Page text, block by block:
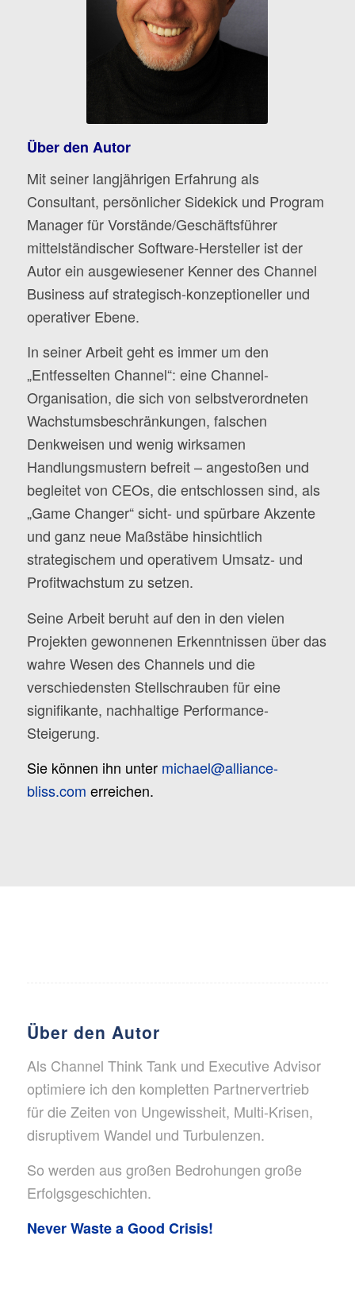
Über den Autor
Mit seiner langjährigen Erfahrung als
Consultant, persönlicher Sidekick und Program
Manager für Vorstände/Geschäftsführer
mittelständischer Software-Hersteller ist der
Autor ein ausgewiesener Kenner des Channel
Business auf strategisch-konzeptioneller und
operativer Ebene.
In seiner Arbeit geht es immer um den
„Entfesselten Channel“: eine Channel-
Organisation, die sich von selbstverordneten
Wachstumsbeschränkungen, falschen
Denkweisen und wenig wirksamen
Handlungsmustern befreit – angestoßen und
begleitet von CEOs, die entschlossen sind, als
„Game Changer“ sicht- und spürbare Akzente
und ganz neue Maßstäbe hinsichtlich
strategischem und operativem Umsatz- und
Profitwachstum zu setzen.
Seine Arbeit beruht auf den in den vielen
Projekten gewonnenen Erkenntnissen über das
wahre Wesen des Channels und die
verschiedensten Stellschrauben für eine
signifikante, nachhaltige Performance-
Steigerung.
Sie können ihn unter michael@alliance-
bliss.com erreichen.
Über den Autor
Als Channel Think Tank und Executive Advisor
optimiere ich den kompletten Partnervertrieb
für die Zeiten von Ungewissheit, Multi-Krisen,
disruptivem Wandel und Turbulenzen.
So werden aus großen Bedrohungen große
Erfolgsgeschichten.
Never Waste a Good Crisis!